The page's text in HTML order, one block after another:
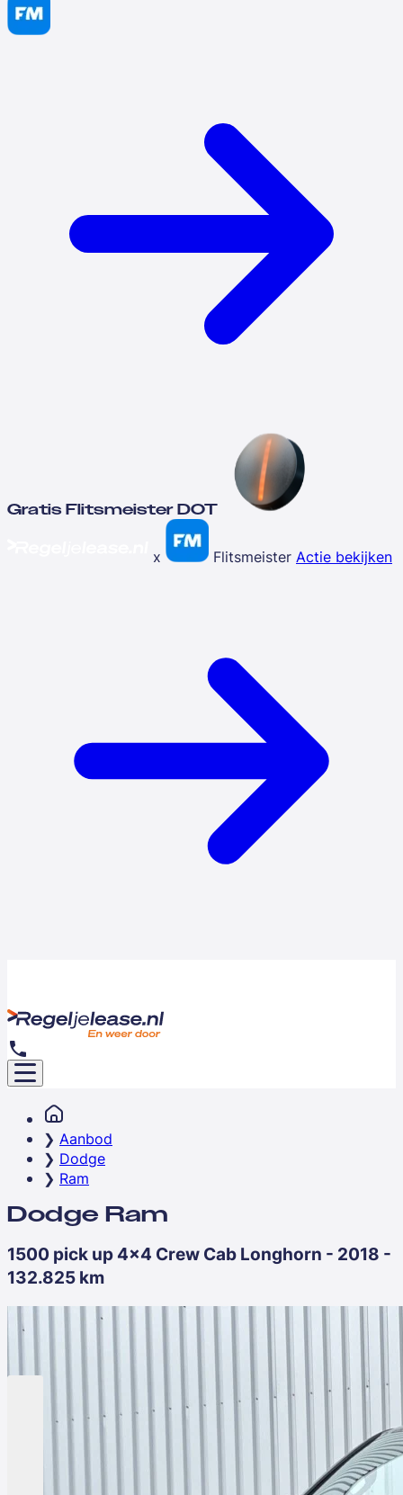
Gratis Flitsmeister DOT
x Flitsmeister Actie bekijken
Aanbod
Dodge
Ram
Dodge Ram
1500 pick up 4x4 Crew Cab Longhorn - 2018 -
132.825 km